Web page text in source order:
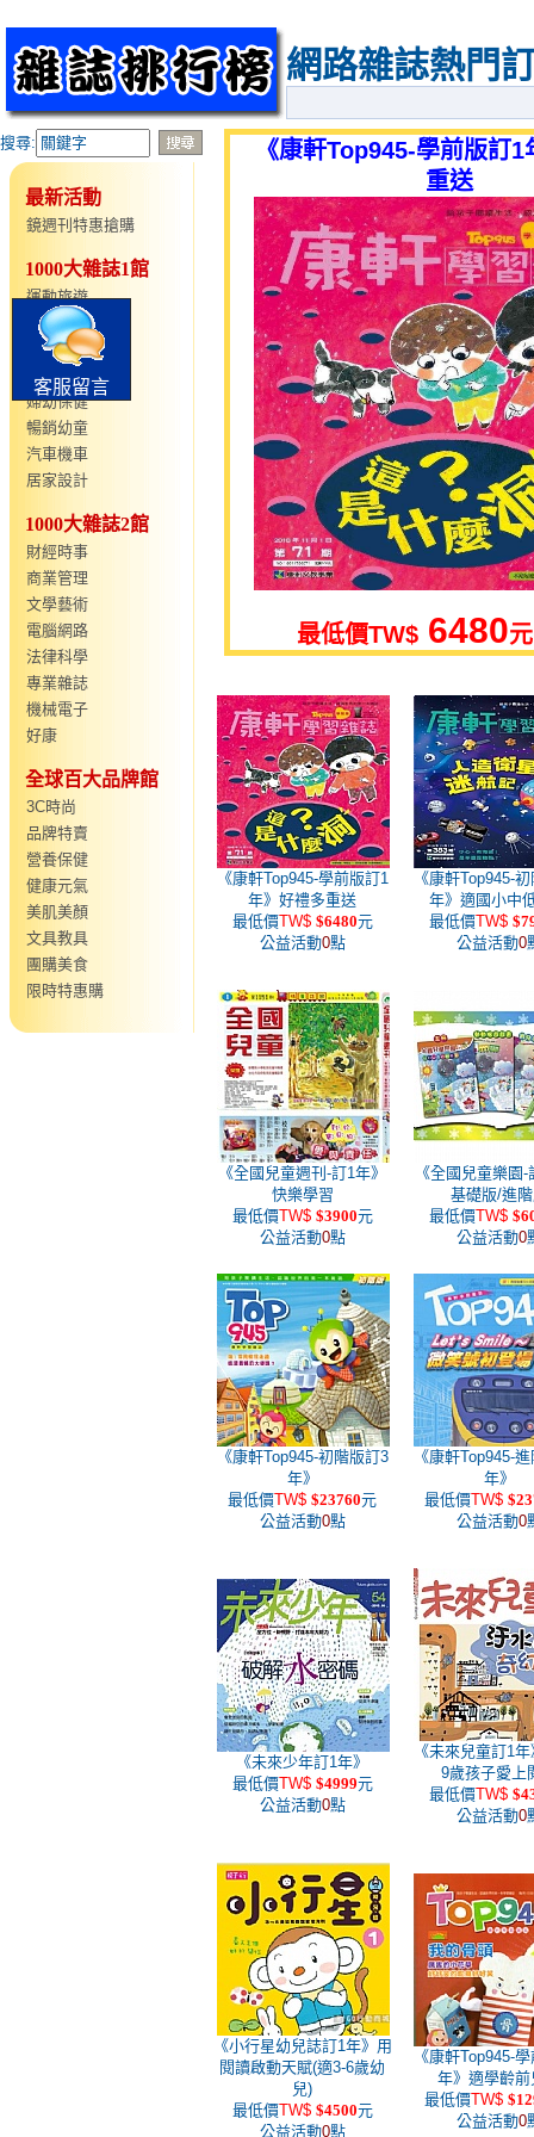
客服留言
網路雜誌熱門
搜尋:
最新活動
鏡週刊特惠搶購
1000大雜誌1館
運動旅遊
仕女時尚
語言學習
型男時尚
婦幼保健
暢銷幼童
汽車機車
居家設計
1000大雜誌2館
財經時事
商業管理
文學藝術
電腦網路
法律科學
專業雜誌
機械電子
好康
全球百大品牌館
3C時尚
品牌特賣
營養保健
健康元氣
美肌美顏
文具教具
團購美食
限時特惠購
《康軒Top945-學前版訂
重送
最低價TW$ 6480元
《康軒Top945-學前版訂1
年》好禮多重送
最低價TW$ $6480元
公益活動0點
《康軒Top945-
年》適國小中
最低價TW$
公益活動0
《全國兒童週刊-訂1年》
快樂學習
最低價TW$ $3900元
公益活動0點
《全國兒童樂園
基礎版/進
最低價TW$
公益活動0
《康軒Top945-初階版訂3
年》
最低價TW$ $23760元
公益活動0點
《康軒Top945-
年》
最低價TW$
公益活動0
《未來少年訂1年》
最低價TW$ $4999元
公益活動0點
《未來兒童訂1
9歲孩子愛上
最低價TW$
公益活動0
《小行星幼兒誌訂1年》用
閱讀啟動天賦(適3-6歲幼
兒)
最低價TW$ $4500元
公益活動0點
《康軒Top945-
年》適學齡前
最低價TW$
公益活動0